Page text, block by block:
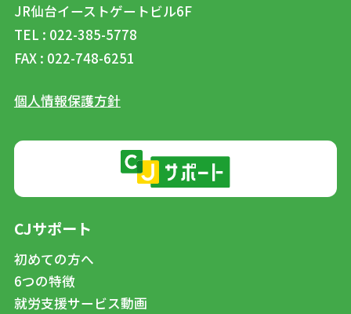
JR仙台イーストゲートビル6F
TEL : 022-385-5778
FAX : 022-748-6251
個人情報保護方針
CJサポート
初めての方へ
6つの特徴
就労支援サービス動画